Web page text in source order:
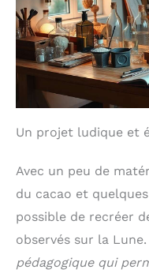
Un projet ludique et
Avec un peu de
du cacao et
possible de recréer
observés sur la Lune.
pédagogique qui